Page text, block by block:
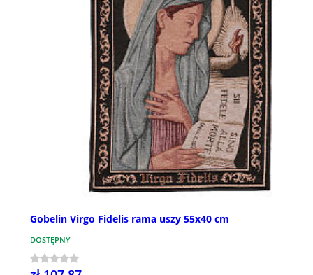
Gobelin Virgo Fidelis rama uszy 55x40 cm
DOSTĘPNY